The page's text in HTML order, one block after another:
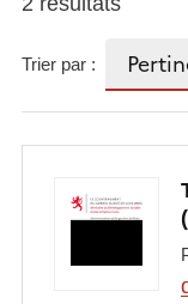
Trier par :